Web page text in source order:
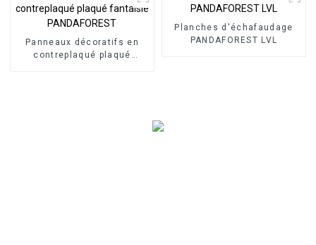
Panneaux décoratifs en
contreplaqué plaqué
Planches d'échafaudage
PANDAFOREST LVL